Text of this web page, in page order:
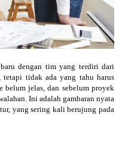
dengan tim yang terdiri dari
tetapi tidak ada yang tahu harus
belum jelas, dan sebelum proyek
Ini adalah gambaran nyata
yang sering kali berujung pada